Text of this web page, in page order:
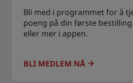
Bli med i programmet for å
poeng på din første
eller mer i appen.
BLI MEDLEM NÅ